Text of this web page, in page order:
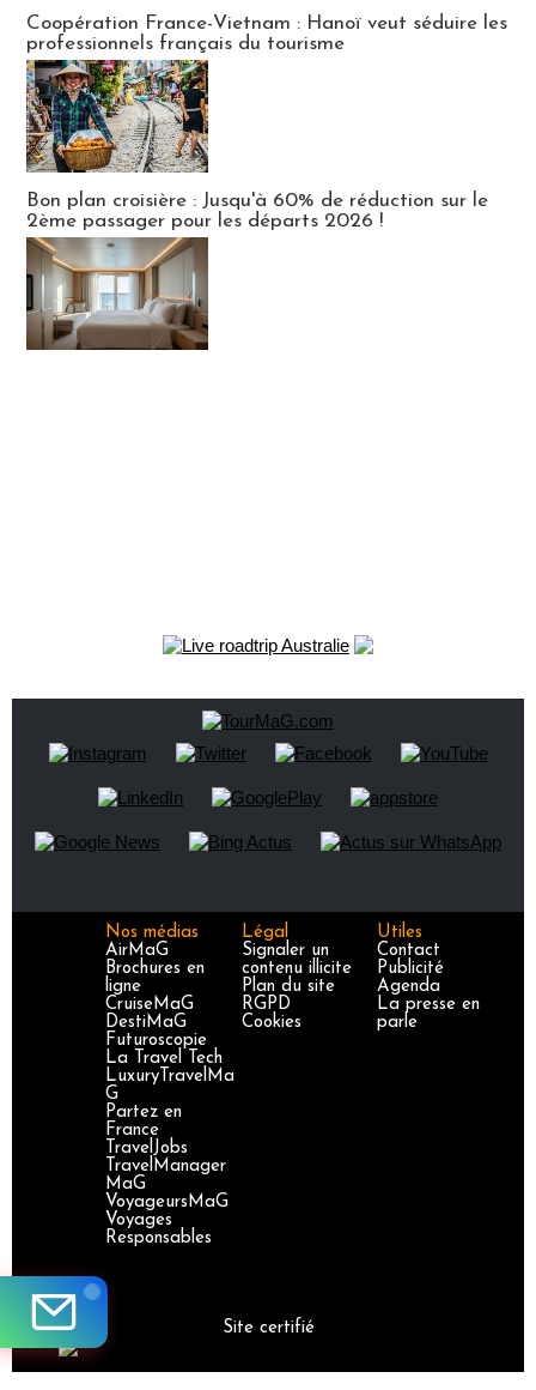
Coopération France-Vietnam : Hanoï veut séduire les
professionnels français du tourisme
Bon plan croisière : Jusqu'à 60% de réduction sur le
2ème passager pour les départs 2026 !
Nos médias
AirMaG
Brochures en
ligne
CruiseMaG
DestiMaG
Futuroscopie
La Travel Tech
LuxuryTravelMa
G
Partez en
France
TravelJobs
TravelManager
MaG
VoyageursMaG
Voyages
Responsables
Légal
Signaler un
contenu illicite
Plan du site
RGPD
Cookies
Utiles
Contact
Publicité
Agenda
La presse en
parle
Site certifié